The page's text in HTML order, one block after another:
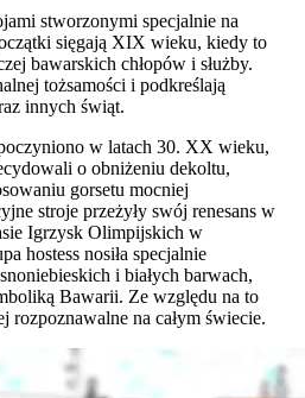
stworzonymi specjalnie na
sięgają XIX wieku, kiedy to
bawarskich chłopów i służby.
tożsamości i podkreślają
innych świąt.
w latach 30. XX wieku,
o obniżeniu dekoltu,
gorsetu mocniej
stroje przeżyły swój renesans w
Igrzysk Olimpijskich w
hostess nosiła specjalnie
i białych barwach,
Bawarii. Ze względu na to
rozpoznawalne na całym świecie.